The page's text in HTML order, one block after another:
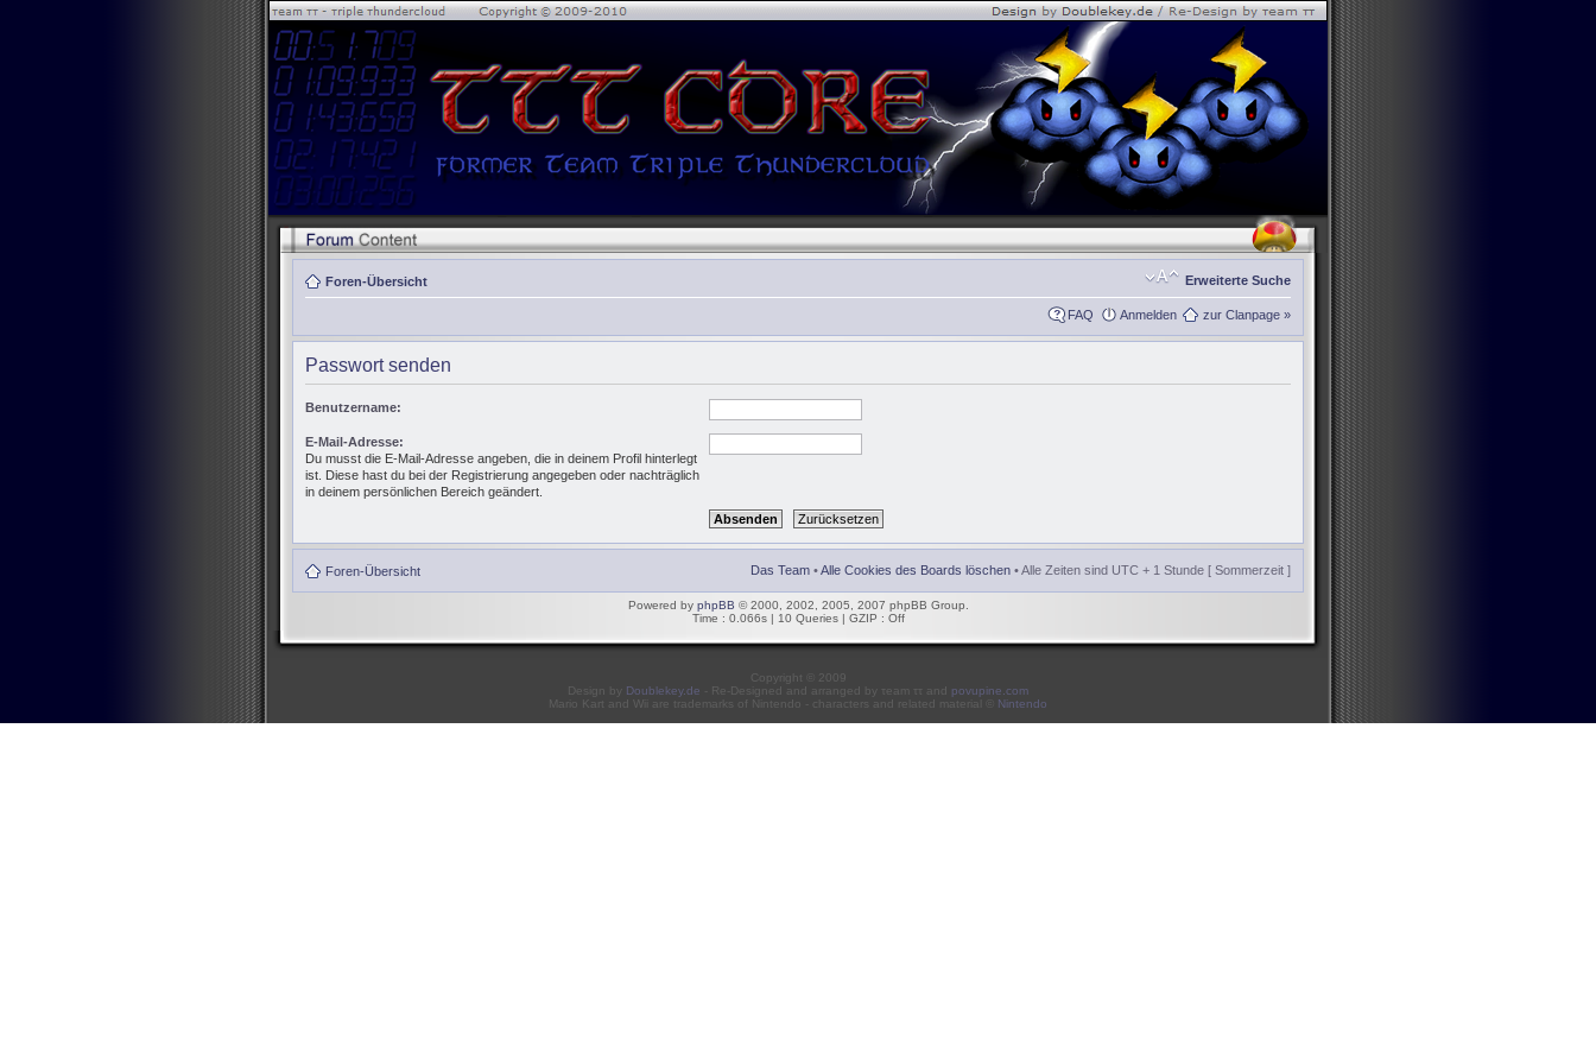
Foren-Übersicht Erweiterte Suche
FAQ Anmelden zur Clanpage »
Passwort senden
Benutzername:
E-Mail-Adresse:
Du musst die E-Mail-Adresse angeben, die in deinem Profil hinterlegt
ist. Diese hast du bei der Registrierung angegeben oder nachträglich
in deinem persönlichen Bereich geändert.
Foren-Übersicht Das Team •Alle Cookies des Boards löschen • Alle Zeiten sind UTC + 1 Stunde [ Sommerzeit ]
Powered by phpBB © 2000, 2002, 2005, 2007 phpBB Group.
Time : 0.066s | 10 Queries | GZIP : Off
Copyright © 2009
Design by Doublekey.de - Re-Designed and arranged by τeam ττ and povupine.com
Mario Kart and Wii are trademarks of Nintendo - characters and related material © Nintendo